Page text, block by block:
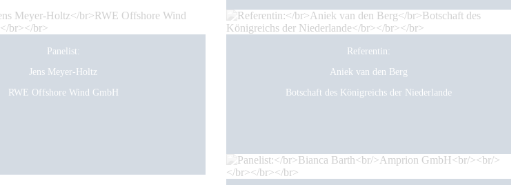
Panelist:
Jens Meyer-Holtz
RWE Offshore Wind GmbH
Referentin:
Aniek van den Berg
Botschaft des Königreichs der Niederlande